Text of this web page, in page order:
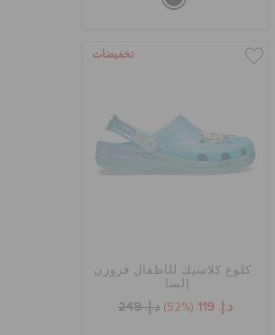
تخفيضات
كلوغ كلاسيك للأطفال فروزن
إلسا
د.إ. 119 (52%) د.إ. 249